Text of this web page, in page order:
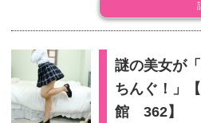
謎の美女が
ちんぐ！」
館 362】